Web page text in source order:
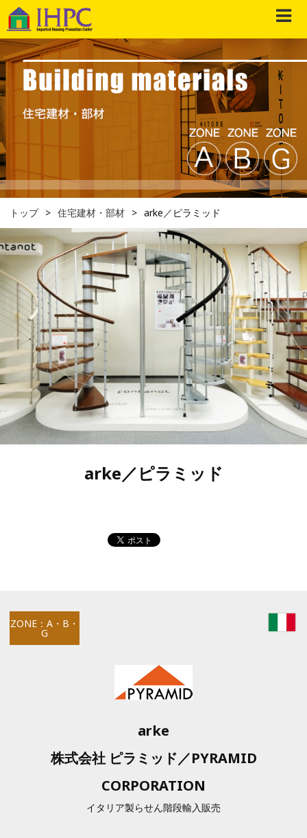
トップ 住宅建材・部材 arke／ピラミッド
arke／ピラミッド
ZONE：A・B・
G
arke
株式会社 ピラミッド／PYRAMID
CORPORATION
イタリア製らせん階段輸入販売